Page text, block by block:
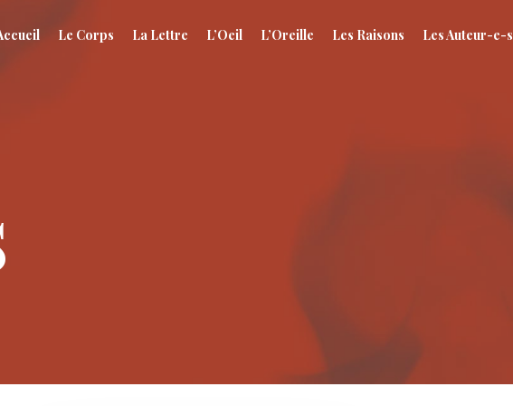
Le Corps La Lettre L’Oeil L’Oreille Les Raisons Les Auteur-e-s